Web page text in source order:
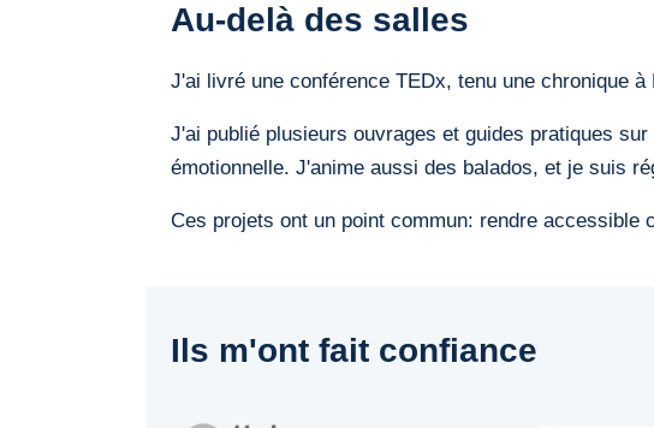
Au-delà des salles
J'ai livré une conférence TEDx, tenu une chronique
J'ai publié plusieurs ouvrages et guides pratiques
émotionnelle. J'anime aussi des balados, et je suis
Ces projets ont un point commun: rendre
Ils m'ont fait confiance